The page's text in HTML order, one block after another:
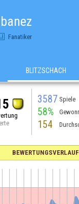
Fanatiker
BLITZSCHACH
3587 Spiele
58%
154
BEWERTUNGSVERLAUF